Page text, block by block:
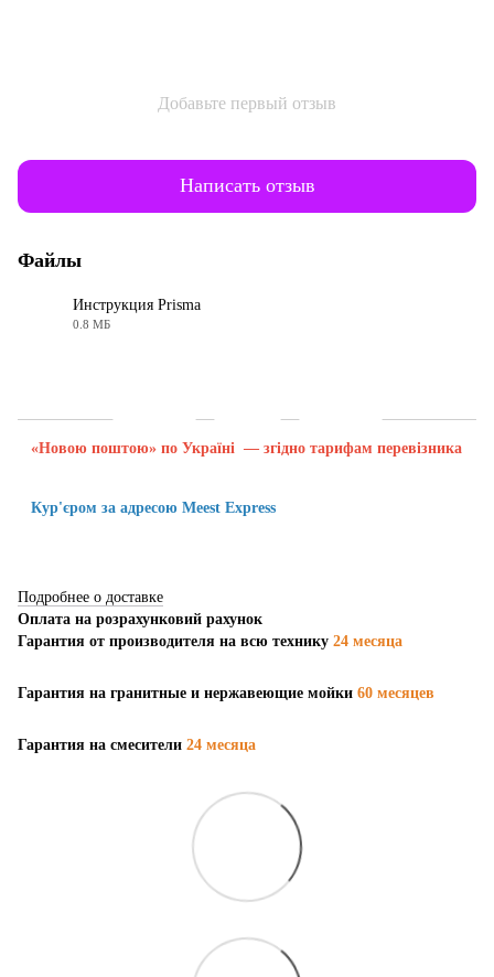
Добавьте первый отзыв
Написать отзыв
Файлы
Инструкция Prisma
0.8 МБ
«Новою поштою» по Україні — згідно тарифам перевізника
Кур'єром за адресою Meest Express
Подробнее о доставке
Оплата на розрахунковий рахунок
Гарантия от производителя на всю технику 24 месяца
Гарантия на гранитные и нержавеющие мойки 60 месяцев
Гарантия на смесители 24 месяца